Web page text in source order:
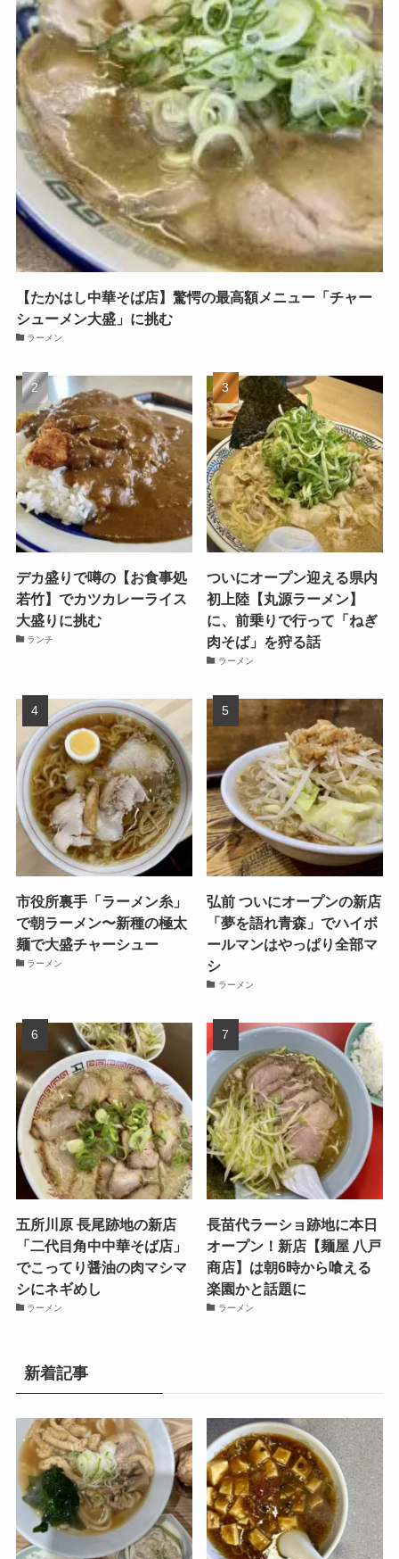
【たかはし中華そば店】驚愕の最高額メニュー「チャー
シューメン大盛」に挑む
ラーメン
デカ盛りで噂の【お食事処
若竹】でカツカレーライス
大盛りに挑む
ランチ
ついにオープン迎える県内
初上陸【丸源ラーメン】
に、前乗りで行って「ねぎ
肉そば」を狩る話
ラーメン
市役所裏手「ラーメン糸」
で朝ラーメン〜新種の極太
麺で大盛チャーシュー
ラーメン
弘前 ついにオープンの新店
「夢を語れ青森」でハイボ
ールマンはやっぱり全部マ
シ
ラーメン
五所川原 長尾跡地の新店
「二代目角中中華そば店」
でこってり醤油の肉マシマ
シにネギめし
ラーメン
長苗代ラーショ跡地に本日
オープン！新店【麺屋 八戸
商店】は朝6時から喰える
楽園かと話題に
ラーメン
新着記事